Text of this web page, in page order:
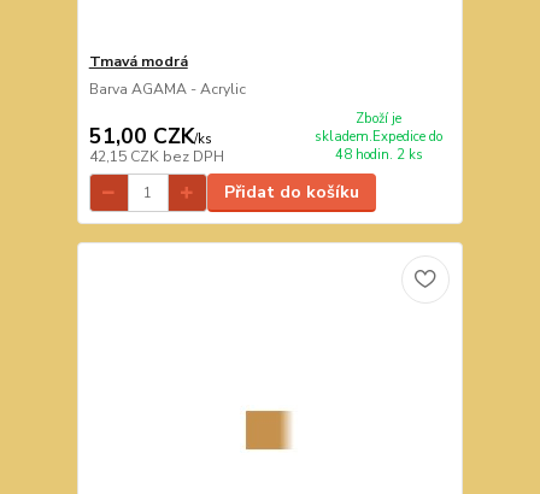
Tmavá modrá
Barva AGAMA - Acrylic
51,00 CZK/ks
42,15 CZK bez DPH
Zboží je
skladem.Expedice do
48 hodin. 2 ks
Přidat do košíku